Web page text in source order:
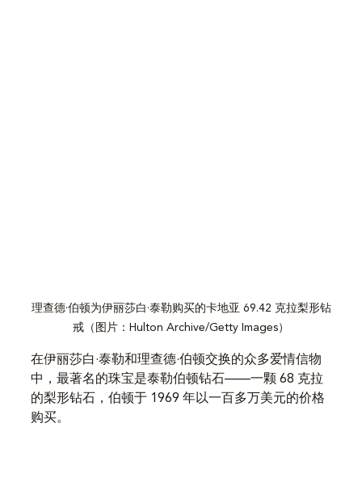
理查德·伯顿为伊丽莎白·泰勒购买的卡地亚 69.42 克拉梨形钻
戒（图片：Hulton Archive/Getty Images）
在伊丽莎白·泰勒和理查德·伯顿交换的众多爱情信物
中，最著名的珠宝是泰勒伯顿钻石——一颗 68 克拉
的梨形钻石，伯顿于 1969 年以一百多万美元的价格
购买。